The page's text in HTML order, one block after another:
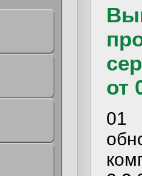
от
01